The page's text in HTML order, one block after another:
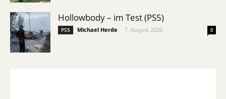
Hollowbody – im Test (PS5)
PS5 Michael Herde 7. August 2026 0